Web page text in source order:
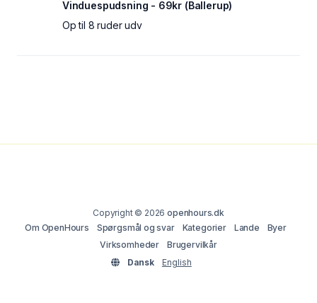
Vinduespudsning - 69kr (Ballerup)
Op til 8 ruder udv
Copyright © 2026openhours.dk
Om OpenHours
Spørgsmål og svar Kategorier Lande
Byer
Virksomheder
Brugervilkår
Dansk
English